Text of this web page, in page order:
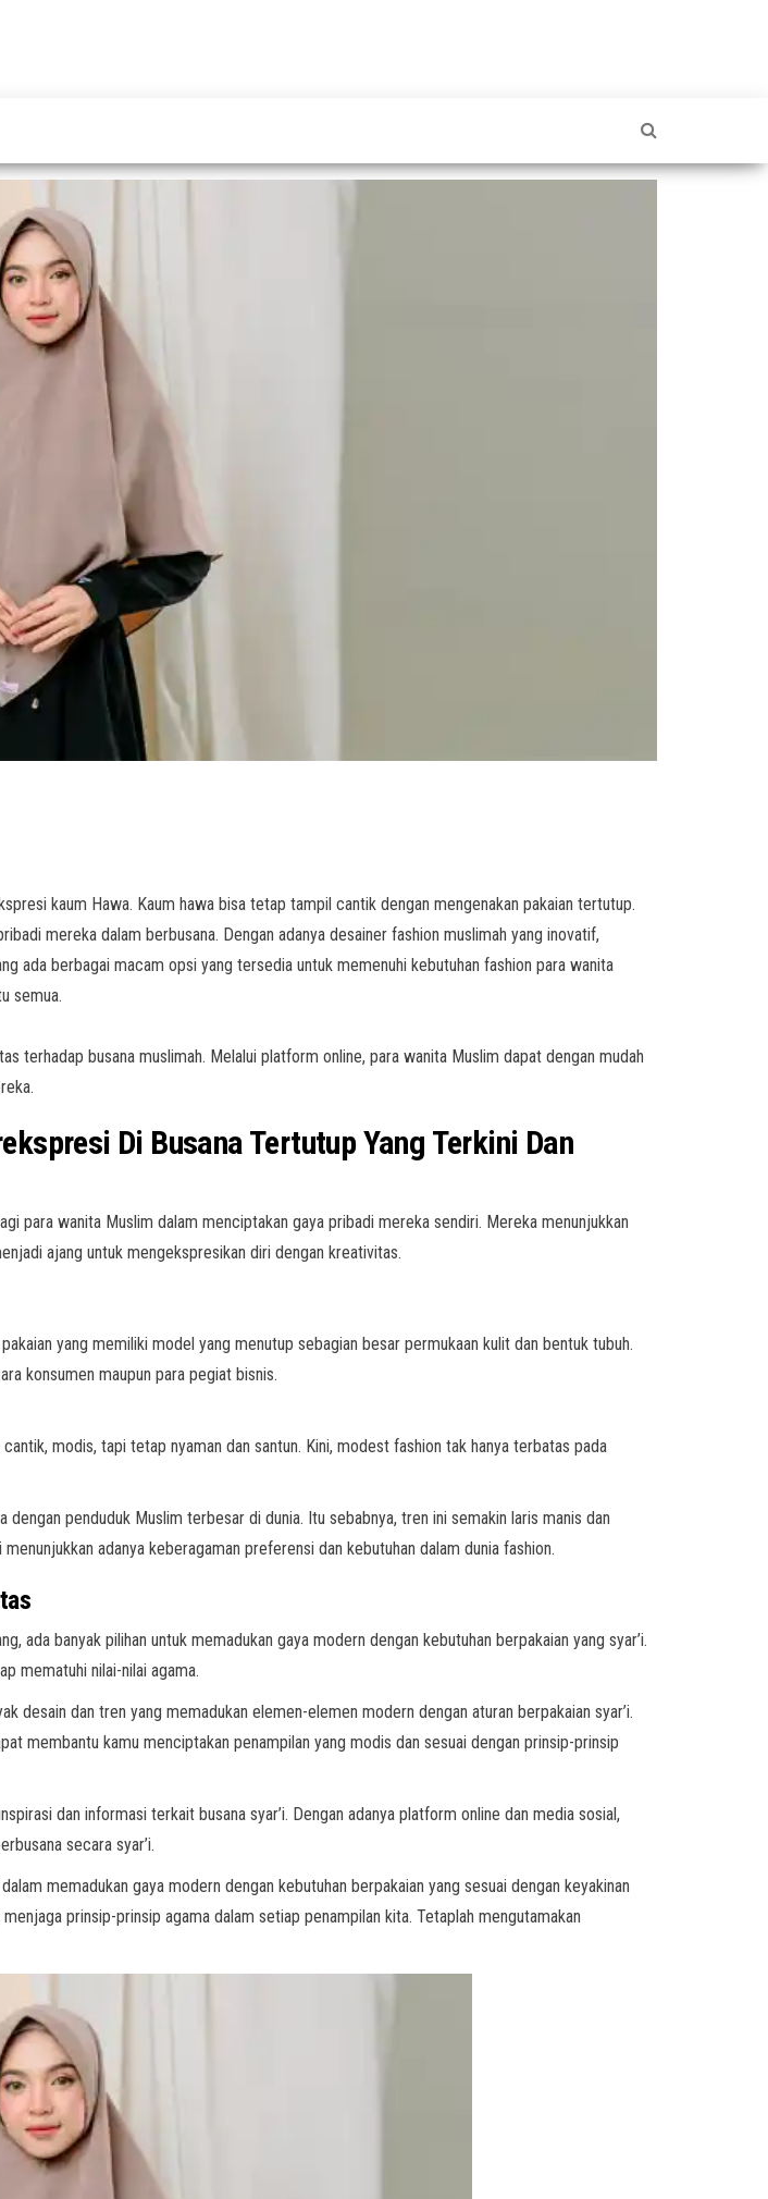
kaum Hawa. Kaum hawa bisa tetap tampil cantik dengan mengenakan pakaian tertutup.
mereka dalam berbusana. Dengan adanya desainer fashion muslimah yang inovatif,
ada berbagai macam opsi yang tersedia untuk memenuhi kebutuhan fashion para wanita
semua.
terhadap busana muslimah. Melalui platform online, para wanita Muslim dapat dengan mudah
Di Busana Tertutup Yang Terkini Dan
para wanita Muslim dalam menciptakan gaya pribadi mereka sendiri. Mereka menunjukkan
ajang untuk mengekspresikan diri dengan kreativitas.
yang memiliki model yang menutup sebagian besar permukaan kulit dan bentuk tubuh.
konsumen maupun para pegiat bisnis.
modis, tapi tetap nyaman dan santun. Kini, modest fashion tak hanya terbatas pada
penduduk Muslim terbesar di dunia. Itu sebabnya, tren ini semakin laris manis dan
adanya keberagaman preferensi dan kebutuhan dalam dunia fashion.
ada banyak pilihan untuk memadukan gaya modern dengan kebutuhan berpakaian yang syar’i.
mematuhi nilai-nilai agama.
desain dan tren yang memadukan elemen-elemen modern dengan aturan berpakaian syar’i.
membantu kamu menciptakan penampilan yang modis dan sesuai dengan prinsip-prinsip
dan informasi terkait busana syar’i. Dengan adanya platform online dan media sosial,
secara syar’i.
memadukan gaya modern dengan kebutuhan berpakaian yang sesuai dengan keyakinan
prinsip-prinsip agama dalam setiap penampilan kita. Tetaplah mengutamakan